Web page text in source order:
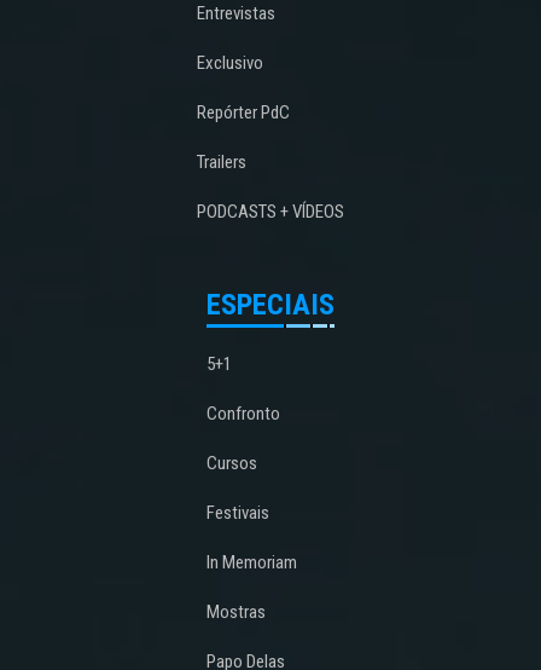
Entrevistas
Exclusivo
Repórter PdC
Trailers
PODCASTS + VÍDEOS
ESPECIAIS
5+1
Confronto
Cursos
Festivais
In Memoriam
Mostras
Papo Delas